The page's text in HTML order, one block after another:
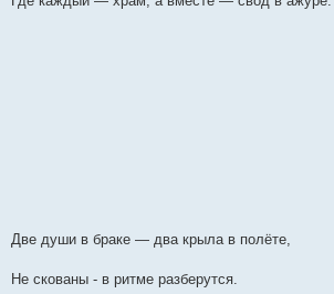
Две души в браке — два крыла в полёте,
Не скованы - в ритме разберутся.